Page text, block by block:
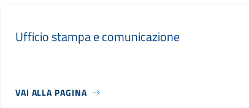
Ufficio stampa e comunicazione
VAI ALLA PAGINA